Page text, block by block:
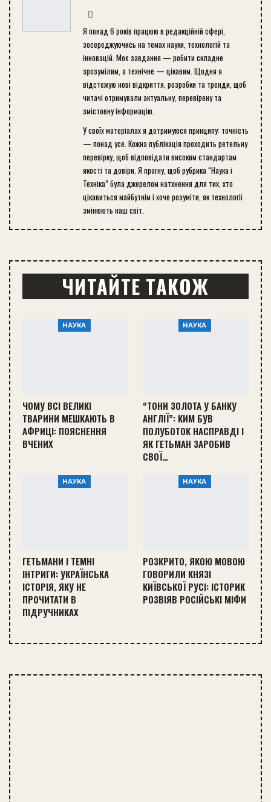
Я понад 6 років працюю в редакційній сфері,
зосереджуючись на темах науки, технологій та
інновацій. Моє завдання — робити складне
зрозумілим, а технічне — цікавим. Щодня я
відстежую нові відкриття, розробки та тренди, щоб
читачі отримували актуальну, перевірену та
змістовну інформацію.
У своїх матеріалах я дотримуюся принципу: точність
— понад усе. Кожна публікація проходить ретельну
перевірку, щоб відповідати високим стандартам
якості та довіри. Я прагну, щоб рубрика “Наука і
Техніка” була джерелом натхнення для тих, хто
цікавиться майбутнім і хоче розуміти, як технології
змінюють наш світ.
ЧИТАЙТЕ ТАКОЖ
НАУКА
ЧОМУ ВСІ ВЕЛИКІ
ТВАРИНИ МЕШКАЮТЬ В
АФРИЦІ: ПОЯСНЕННЯ
ВЧЕНИХ
НАУКА
“ТОНИ ЗОЛОТА У БАНКУ
АНГЛІЇ”: КИМ БУВ
ПОЛУБОТОК НАСПРАВДІ І
ЯК ГЕТЬМАН ЗАРОБИВ
СВОЇ…
НАУКА
ГЕТЬМАНИ І ТЕМНІ
ІНТРИГИ: УКРАЇНСЬКА
ІСТОРІЯ, ЯКУ НЕ
ПРОЧИТАТИ В
ПІДРУЧНИКАХ
НАУКА
РОЗКРИТО, ЯКОЮ МОВОЮ
ГОВОРИЛИ КНЯЗІ
КИЇВСЬКОЇ РУСІ: ІСТОРИК
РОЗВІЯВ РОСІЙСЬКІ МІФИ